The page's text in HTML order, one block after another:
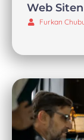
Web
Furkan